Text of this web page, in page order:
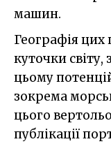
машин.
Географія цих
куточки
цьому
зокрема
цього
публікації